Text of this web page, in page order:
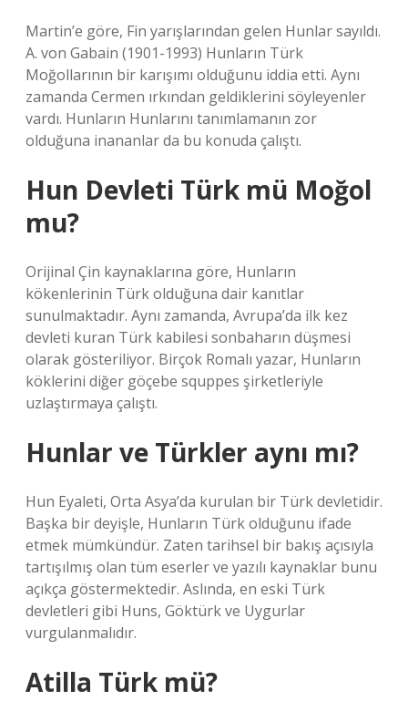
Martin’e göre, Fin yarışlarından gelen Hunlar sayıldı.
A. von Gabain (1901-1993) Hunların Türk
Moğollarının bir karışımı olduğunu iddia etti. Aynı
zamanda Cermen ırkından geldiklerini söyleyenler
vardı. Hunların Hunlarını tanımlamanın zor
olduğuna inananlar da bu konuda çalıştı.
Hun Devleti Türk mü Moğol
mu?
Orijinal Çin kaynaklarına göre, Hunların
kökenlerinin Türk olduğuna dair kanıtlar
sunulmaktadır. Aynı zamanda, Avrupa’da ilk kez
devleti kuran Türk kabilesi sonbaharın düşmesi
olarak gösteriliyor. Birçok Romalı yazar, Hunların
köklerini diğer göçebe squppes şirketleriyle
uzlaştırmaya çalıştı.
Hunlar ve Türkler aynı mı?
Hun Eyaleti, Orta Asya’da kurulan bir Türk devletidir.
Başka bir deyişle, Hunların Türk olduğunu ifade
etmek mümkündür. Zaten tarihsel bir bakış açısıyla
tartışılmış olan tüm eserler ve yazılı kaynaklar bunu
açıkça göstermektedir. Aslında, en eski Türk
devletleri gibi Huns, Göktürk ve Uygurlar
vurgulanmalıdır.
Atilla Türk mü?